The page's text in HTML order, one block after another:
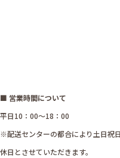
■ 営業時間について
平日10：00～18：00
※配送センターの都合により土日祝
休日とさせていただきます。